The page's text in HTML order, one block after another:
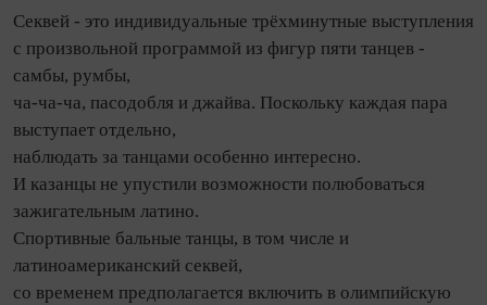
Секвей - это индивидуальные трёхминутные выступления
с произвольной программой из фигур пяти танцев -
самбы, румбы,
ча-ча-ча, пасодобля и джайва. Поскольку каждая пара
выступает отдельно,
наблюдать за танцами особенно интересно.
И казанцы не упустили возможности полюбоваться
зажигательным латино.
Спортивные бальные танцы, в том числе и
латиноамериканский секвей,
со временем предполагается включить в олимпийскую